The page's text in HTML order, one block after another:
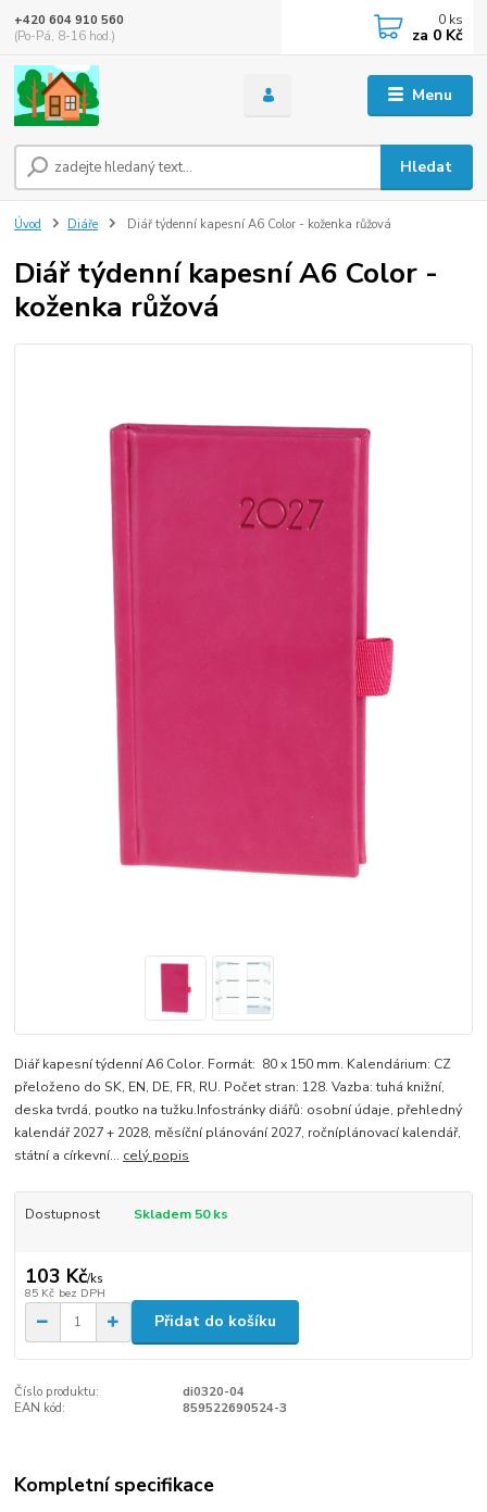
Menu
Hledat
+420 604 910 560
(Po-Pá, 8-16 hod.)
0 ks
za 0 Kč
Úvod Diáře Diář týdenní kapesní A6 Color - koženka růžová
Diář týdenní kapesní A6 Color -
koženka růžová
Diář kapesní týdenní A6 Color. Formát: 80 x 150 mm. Kalendárium: CZ
přeloženo do SK, EN, DE, FR, RU. Počet stran: 128. Vazba: tuhá knižní,
deska tvrdá, poutko na tužku.Infostránky diářů: osobní údaje, přehledný
kalendář 2027 + 2028, měsíční plánování 2027, ročníplánovací kalendář,
státní a církevní... celý popis
Dostupnost Skladem 50 ks
103 Kč/ks
85 Kč bez DPH
Přidat do košíku
Číslo produktu:
di0320-04
EAN kód:
859522690524-3
Kompletní specifikace